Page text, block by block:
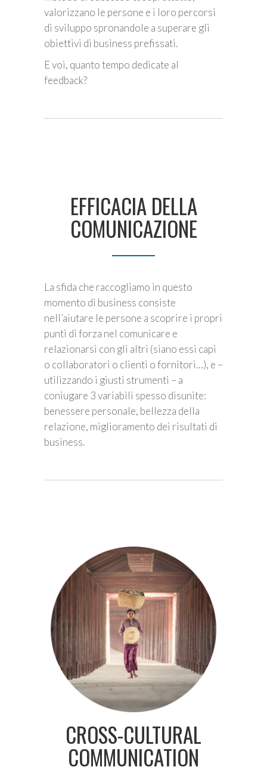
valorizzano le persone e i loro percorsi
di sviluppo spronandole a superare gli
obiettivi di business prefissati.
E voi, quanto tempo dedicate al
feedback?
EFFICACIA DELLA
COMUNICAZIONE
La sfida che raccogliamo in questo
momento di business consiste
nell’aiutare le persone a scoprire i propri
punti di forza nel comunicare e
relazionarsi con gli altri (siano essi capi
o collaboratori o clienti o fornitori…), e –
utilizzando i giusti strumenti – a
coniugare 3 variabili spesso disunite:
benessere personale, bellezza della
relazione, miglioramento dei risultati di
business.
CROSS-CULTURAL
COMMUNICATION